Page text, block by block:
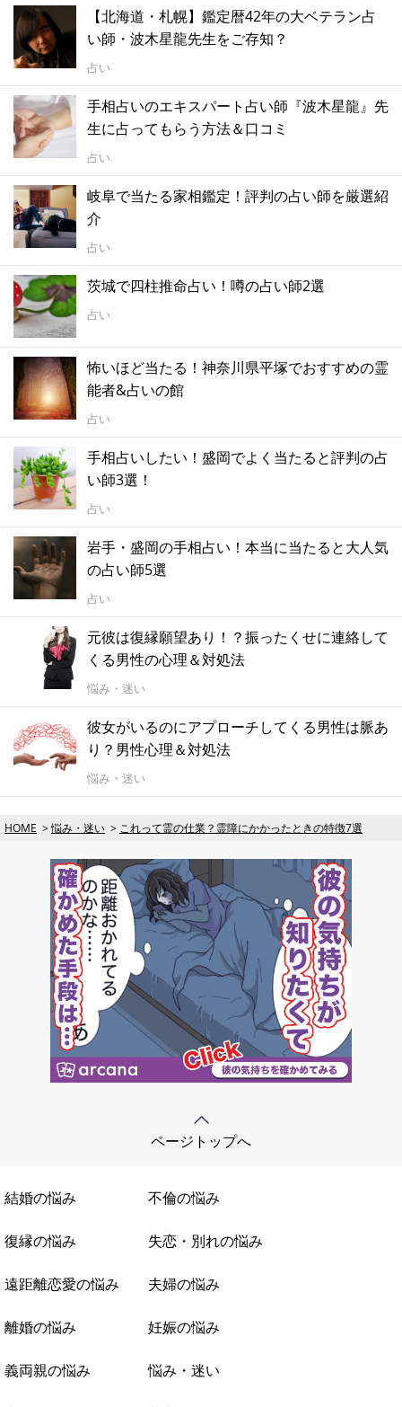
【北海道・札幌】鑑定暦42年の大ベテラン占
い師・波木星龍先生をご存知？
占い
手相占いのエキスパート占い師『波木星龍』先
生に占ってもらう方法＆口コミ
占い
岐阜で当たる家相鑑定！評判の占い師を厳選紹
介
占い
茨城で四柱推命占い！噂の占い師2選
占い
怖いほど当たる！神奈川県平塚でおすすめの霊
能者&占いの館
占い
手相占いしたい！盛岡でよく当たると評判の占
い師3選！
占い
岩手・盛岡の手相占い！本当に当たると大人気
の占い師5選
占い
元彼は復縁願望あり！？振ったくせに連絡して
くる男性の心理＆対処法
悩み・迷い
彼女がいるのにアプローチしてくる男性は脈あ
り？男性心理＆対処法
悩み・迷い
HOME 悩み・迷い これって霊の仕業？霊障にかかったときの特徴7選
ページトップへ
結婚の悩み 不倫の悩み
復縁の悩み 失恋・別れの悩み
遠距離恋愛の悩み 夫婦の悩み
離婚の悩み 妊娠の悩み
義両親の悩み 悩み・迷い